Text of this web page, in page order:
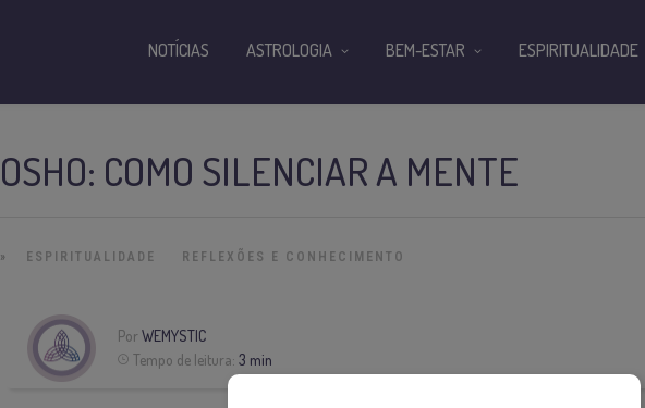
OSHO: COMO SILENCIAR A MENTE
» ESPIRITUALIDADE REFLEXÕES E CONHECIMENTO
PorWEMYSTIC
Tempo de leitura:3 min
NOTÍCIAS ASTROLOGIA BEM-ESTAR ESPIRITUALIDADE